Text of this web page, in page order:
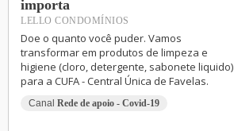
importa
LELLO CONDOMÍNIOS
Doe o quanto você puder. Vamos
transformar em produtos de limpeza e
higiene (cloro, detergente, sabonete liquido)
para a CUFA - Central Única de Favelas.
Canal Rede de apoio - Covid-19